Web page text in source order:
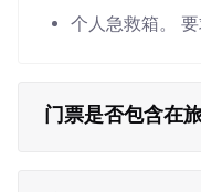
个人急救箱。
门票是否包含在